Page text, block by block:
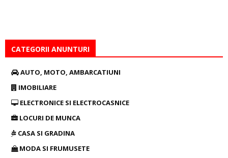
CATEGORII ANUNTURI
AUTO, MOTO, AMBARCATIUNI
IMOBILIARE
ELECTRONICE SI ELECTROCASNICE
LOCURI DE MUNCA
CASA SI GRADINA
MODA SI FRUMUSETE